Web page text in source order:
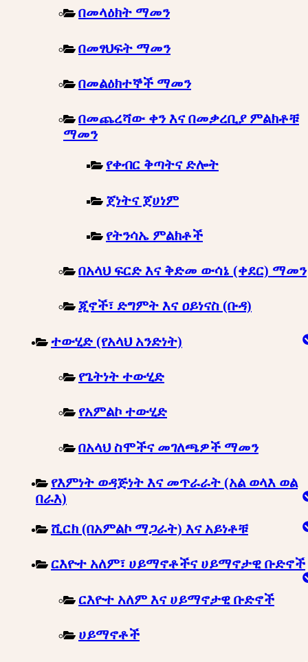
በመላዕክት ማመን
በመፃህፍት ማመን
በመልዕክተኞች ማመን
በመጨረሻው ቀን እና በመቃረቢያ ምልክቶቹ
ማመን
የቀብር ቅጣትና ድሎት
ጀነትና ጀሀነም
የትንሳኤ ምልክቶች
በአላህ ፍርድ እና ቅድመ ውሳኔ (ቀደር) ማመን
ጂኖች፣ ድግምት እና ዐይነናስ (ቡዳ)
ተውሂድ (የአላህ አንድነት)
የጌትነት ተውሂድ
የአምልኮ ተውሂድ
በአላህ ስሞችና መገለጫዎች ማመን
የእምነት ወዳጅነት እና መጥራራት (አል ወላእ ወል
በራእ)
ሺርክ (በአምልኮ ማጋራት) እና አይነቶቹ
ርእዮተ አለም፣ ሀይማኖቶችና ሀይማኖታዊ ቡድኖች
ርእዮተ አለም እና ሀይማኖታዊ ቡድኖች
ሀይማኖቶች